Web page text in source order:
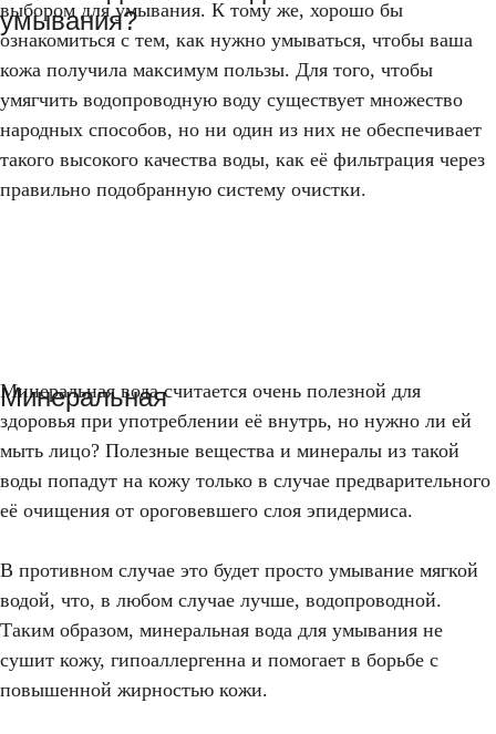
умывания?
выбором для умывания. К тому же, хорошо бы
ознакомиться с тем, как нужно умываться, чтобы ваша
кожа получила максимум пользы. Для того, чтобы
умягчить водопроводную воду существует множество
народных способов, но ни один из них не обеспечивает
такого высокого качества воды, как её фильтрация через
правильно подобранную систему очистки.
Минеральная
Минеральная вода считается очень полезной для
здоровья при употреблении её внутрь, но нужно ли ей
мыть лицо? Полезные вещества и минералы из такой
воды попадут на кожу только в случае предварительного
её очищения от ороговевшего слоя эпидермиса.
В противном случае это будет просто умывание мягкой
водой, что, в любом случае лучше, водопроводной.
Таким образом, минеральная вода для умывания не
сушит кожу, гипоаллергенна и помогает в борьбе с
повышенной жирностью кожи.